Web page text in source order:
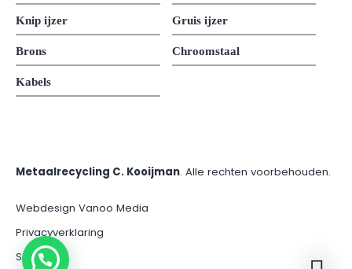
Knip ijzer Gruis ijzer
Brons Chroomstaal
Kabels
Metaalrecycling C. Kooijman. Alle rechten voorbehouden.
Webdesign Vanoo Media
Privacyverklaring
Sitemap